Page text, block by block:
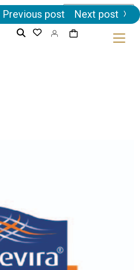
Previous post Next post